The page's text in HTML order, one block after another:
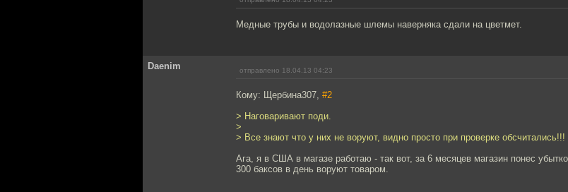
Медные трубы и водолазные шлемы наверняка сдали на цветмет.
Daenim отправлено 18.04.13 04:23
Кому: Щербина307, #2
> Наговаривают поди.
>
> Все знают что у них не воруют, видно просто при проверке обсчитались!!!
Ага, я в США в магазе работаю - так вот, за 6 месяцев магазин понес
300 баксов в день воруют товаром.